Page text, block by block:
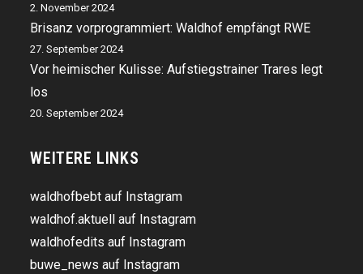
2. November 2024
Brisanz vorprogrammiert: Waldhof empfängt RWE
27. September 2024
Vor heimischer Kulisse: Aufstiegstrainer Trares legt
los
20. September 2024
WEITERE LINKS
waldhofbebt auf Instagram
waldhof.aktuell auf Instagram
waldhofedits auf Instagram
buwe_news auf Instagram